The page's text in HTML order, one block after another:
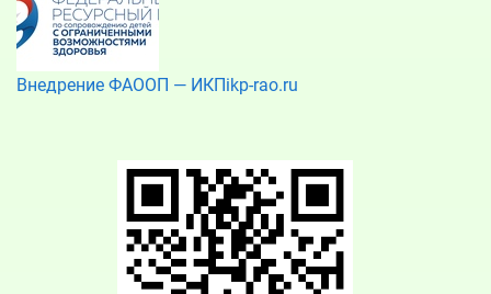
Внедрение ФАООП — ИКПikp-rao.ru